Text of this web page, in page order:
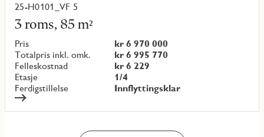
25-H0101_VF 5
3 roms, 85 m²
Pris
kr 6 970 000
Totalpris inkl. omk.
kr 6 995 770
Felleskostnad
kr 6 229
Etasje
1/4
Ferdigstillelse
Innflyttingsklar
Les
mer
om
objekt
{objectNumber}